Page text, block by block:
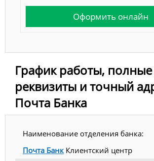
Оформить онлайн
График работы, полные
реквизиты и точный
Почта Банка
Наименование отделения банка:
Почта БанкКлиентский центр